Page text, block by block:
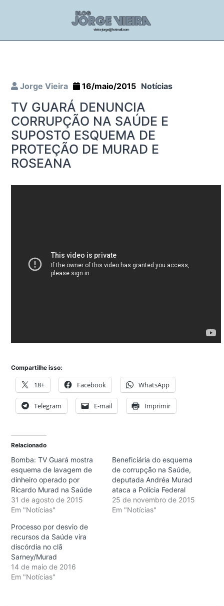
Jorge Vieira 16/maio/2015 Notícias
TV GUARÁ DENUNCIA
CORRUPÇÃO NA SAÚDE E
SUPOSTO ESQUEMA DE
PROTEÇÃO DE MURAD E
ROSEANA
Compartilhe isso:
18+ Facebook WhatsApp
Telegram E-mail Imprimir
Relacionado
Bomba: TV Guará mostra
esquema de lavagem de
dinheiro operado por
Ricardo Murad na Saúde
31 de agosto de 2015
Em "Notícias"
Beneficiária do esquema
de corrupção na Saúde,
deputada Andréa Murad
ataca a Polícia Federal
25 de novembro de 2015
Em "Notícias"
Processo por desvio de
recursos da Saúde vira
discórdia no clã
Sarney/Murad
14 de maio de 2016
Em "Notícias"